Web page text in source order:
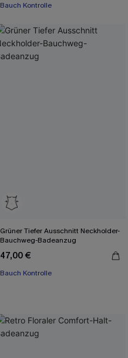
Bauch Kontrolle
Grüner Tiefer Ausschnitt Neckholder-
Bauchweg-Badeanzug
47,00 €
Bauch Kontrolle